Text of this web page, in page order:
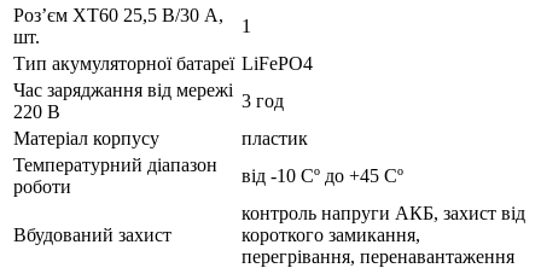
Роз’єм XT60 25,5 В/30 А,
шт.
1
Тип акумуляторної батареї LiFePO4
Час заряджання від мережі
220 В
3 год
Матеріал корпусу
пластик
Температурний діапазон
роботи
від -10 Сº до +45 Сº
Вбудований захист
контроль напруги АКБ, захист від
короткого замикання,
перегрівання, перенавантаження